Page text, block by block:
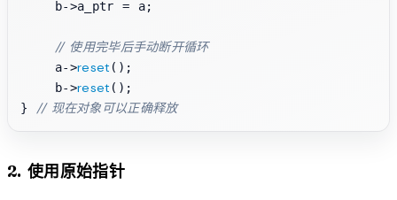
    b->a_ptr = a;
// 使用完毕后手动断开循环
    a->
reset ();
    b->
reset ();
} // 现在对象可以正确释放
2. 使用原始指针